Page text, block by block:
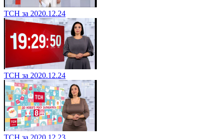
ТСН за 2020.12.24
ТСН за 2020.12.24
ТСН за 2020.12.23